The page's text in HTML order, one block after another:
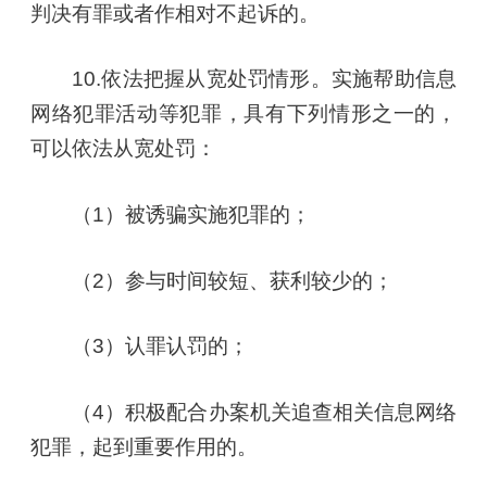
判决有罪或者作相对不起诉的。
10.依法把握从宽处罚情形。实施帮助信息
网络犯罪活动等犯罪，具有下列情形之一的，
可以依法从宽处罚：
（1）被诱骗实施犯罪的；
（2）参与时间较短、获利较少的；
（3）认罪认罚的；
（4）积极配合办案机关追查相关信息网络
犯罪，起到重要作用的。